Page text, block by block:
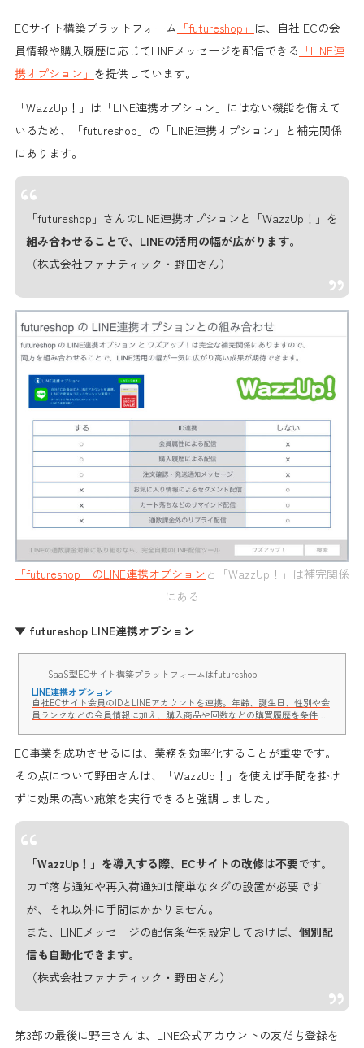
ECサイト構築プラットフォーム 「futureshop」 は、自社 ECの会
員情報や購入履歴に応じてLINEメッセージを配信できる 「LINE連
携オプション」 を提供しています。
「WazzUp！」は「LINE連携オプション」にはない機能を備えて
いるため、
「futureshop」の「LINE連携オプション」と補完関係
にあります。
「futureshop」さんのLINE連携オプションと「WazzUp！」を
組み合わせることで、LINEの活用の幅が広がります。
（株式会社ファナティック・野田さん）
「futureshop」のLINE連携オプション と「WazzUp！」は補完関係
にある
▼ futureshop LINE連携オプション
SaaS型ECサイト構築プラットフォームはfutureshop
LINE連携オプション
自社ECサイト会員のIDとLINEアカウントを連携。年齢、誕生日、性別や会
員ランクなどの会員情報に加え、購入商品や回数などの購買履歴を条件に
能。
EC事業を成功させるには、 業務を効率化することが重要です。
その点について野田さんは、「WazzUp！」を使えば手間を掛け
ずに効果の高い施策を実行できると強調しました。
「WazzUp！」を導入する際、ECサイトの改修は不要です。
カゴ落ち通知や再入荷通知は簡単なタグの設置が必要です
が、それ以外に手間はかかりません。
また、LINEメッセージの配信条件を設定しておけば、 個別配
信も自動化できます。
（株式会社ファナティック・野田さん）
第3部の最後に野田さんは、LINE公式アカウントの友だち登録を